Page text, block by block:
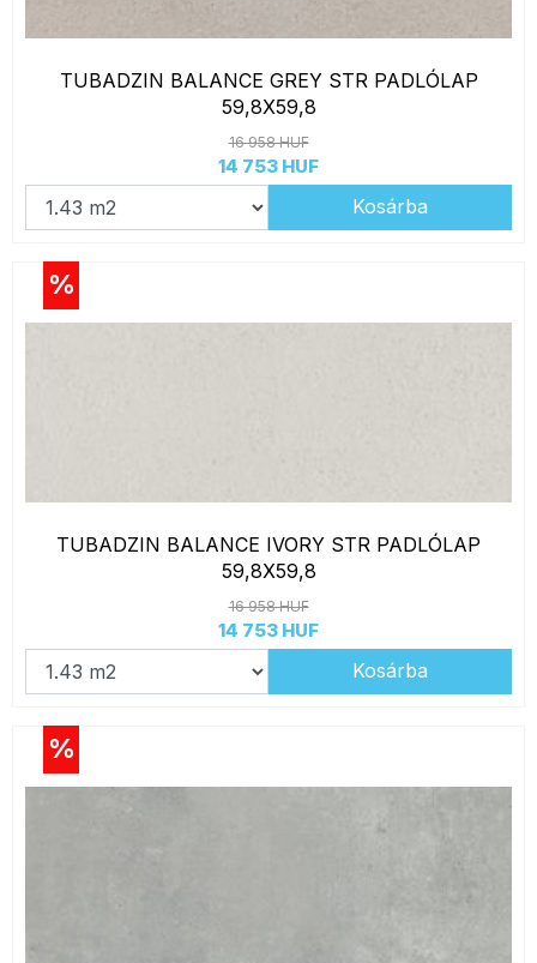
TUBADZIN BALANCE GREY STR PADLÓLAP
59,8X59,8
16 958 HUF
14 753 HUF
Kosárba
%
TUBADZIN BALANCE IVORY STR PADLÓLAP
59,8X59,8
16 958 HUF
14 753 HUF
Kosárba
%